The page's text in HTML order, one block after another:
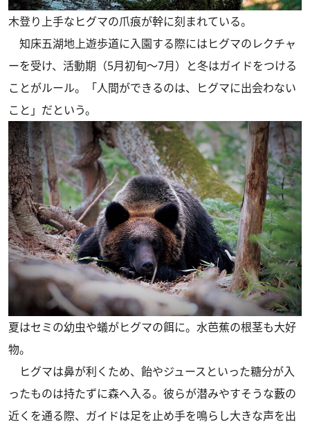
木登り上手なヒグマの爪痕が幹に刻まれている。
知床五湖地上遊歩道に入園する際にはヒグマのレクチャ
ーを受け、活動期（5月初旬～7月）と冬はガイドをつける
ことがルール。「人間ができるのは、ヒグマに出会わない
こと」だという。
夏はセミの幼虫や蟻がヒグマの餌に。水芭蕉の根茎も大好
物。
ヒグマは鼻が利くため、飴やジュースといった糖分が入
ったものは持たずに森へ入る。彼らが潜みやすそうな藪の
近くを通る際、ガイドは足を止め手を鳴らし大きな声を出